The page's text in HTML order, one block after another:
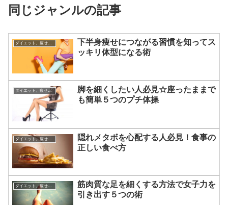
同じジャンルの記事
ダイエット、痩せる方法
下半身痩せにつながる習慣を知ってス
ッキリ体型になる術
ダイエット、痩せる方法
脚を細くしたい人必見☆座ったままで
も簡単５つのプチ体操
隠れメタボを心配する人必見！食事の
正しい食べ方
筋肉質な足を細くする方法で女子力を
引き出す５つの術